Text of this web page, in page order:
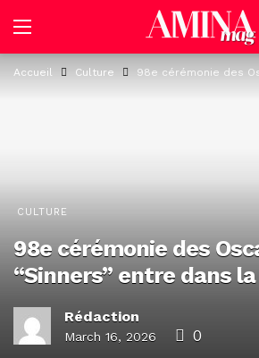
Accueil Culture 98e cérémonie des
CULTURE
98e cérémonie des
“Sinners” entre dans
Rédaction
March 16, 2026 0